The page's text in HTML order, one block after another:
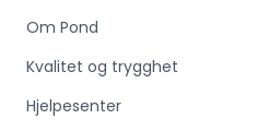
Om Pond
Kvalitet og trygghet
Hjelpesenter